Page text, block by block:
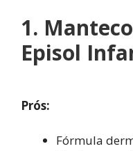
1.
Episol
Prós:
Fórmula